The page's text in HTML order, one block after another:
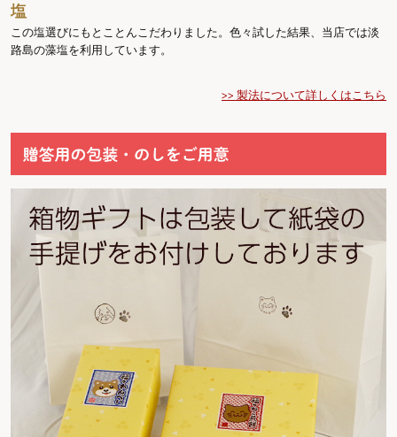
塩
この塩選びにもとことんこだわりました。色々試した結果、当店では淡
路島の藻塩を利用しています。
>> 製法について詳しくはこちら